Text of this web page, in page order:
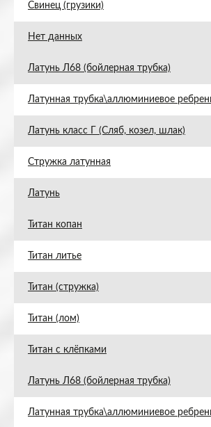
Свинец (грузики)
Нет данных
Латунь Л68 (бойлерная трубка)
Латунная трубка\аллюминиевое
Латунь класс Г (Сляб, козел, шлак)
Стружка латунная
Латунь
Титан копан
Титан литье
Титан (стружка)
Титан (лом)
Титан с клёпками
Латунь Л68 (бойлерная трубка)
Латунная трубка\аллюминиевое